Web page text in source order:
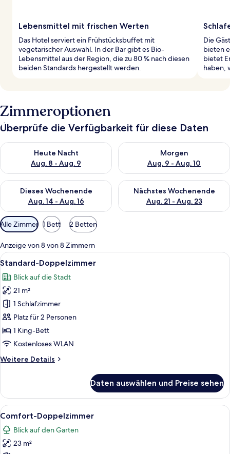
Lebensmittel mit frischen Werten
Das Hotel serviert ein Frühstücksbuffet mit
vegetarischer Auswahl. In der Bar gibt es Bio-
Lebensmittel aus der Region, die zu 80 % nach diesen
beiden Standards hergestellt werden.
Die
bieten
bietet
haben,
Zimmeroptionen
Überprüfe die Verfügbarkeit für diese Daten
Heute Nacht
Aug. 8 - Aug. 9
Überprüfe die Verfügbarkeit für heute Nacht, Aug. 8 - Aug. 9.
Morgen
Aug. 9 - Aug. 10
Überprüfe die Verfügbarkeit
Dieses Wochenende
Aug. 14 - Aug. 16
Überprüfe die Verfügbarkeit für dieses Wochenende, Aug. 14
Nächstes Wochenende
Aug. 21 - Aug. 23
Überprüfe die Verfügbarkeit
Verfügbare
Filter
für
Zimmer
Alle Zimmer 1 Bett 2 Betten
Anzeige von 8 von 8 Zimmern
Alle
Fotos
für
Standard-
Doppelzimmer
anzeigen
Ein modernes Badezimmer mit
4
Standard-Doppelzimmer
Blick auf die Stadt
21 m²
1 Schlafzimmer
Platz für 2 Personen
1 King-Bett
Kostenloses WLAN
Weitere Details
Weitere
Doppelzimmer
Daten auswählen und Preise sehen
Alle
Fotos
für
Comfort-
Ein modernes Hotelzimmer mit
4
Comfort-Doppelzimmer
Blick auf den Garten
23 m²